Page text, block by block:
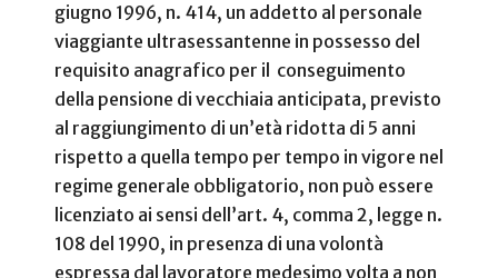
giugno 1996, n. 414, un addetto al personale
viaggiante ultrasessantenne in possesso del
requisito anagrafico per il conseguimento
della pensione di vecchiaia anticipata, previsto
al raggiungimento di un’età ridotta di 5 anni
rispetto a quella tempo per tempo in vigore nel
regime generale obbligatorio, non può essere
licenziato ai sensi dell’art. 4, comma 2, legge n.
108 del 1990, in presenza di una volontà
espressa dal lavoratore medesimo volta a non